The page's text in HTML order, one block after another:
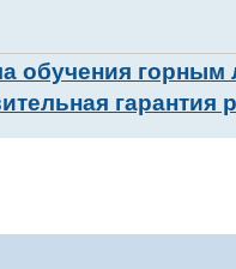
обучения
гарантия